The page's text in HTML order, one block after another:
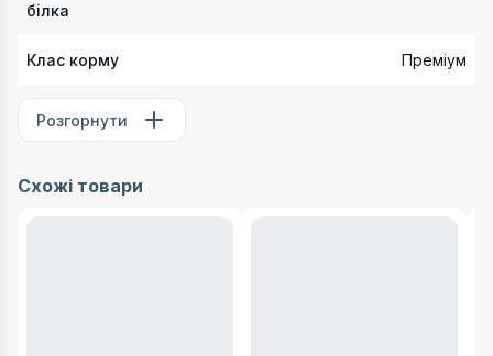
білка
Клас корму Преміум
Розгорнути
Схожі товари